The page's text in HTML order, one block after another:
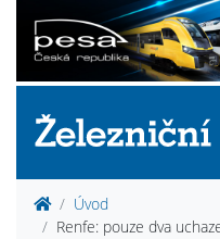
Úvod
Renfe: pouze dva